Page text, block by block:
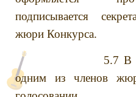
подписывается
жюри Конкурса.
5.7 В
одним из членов